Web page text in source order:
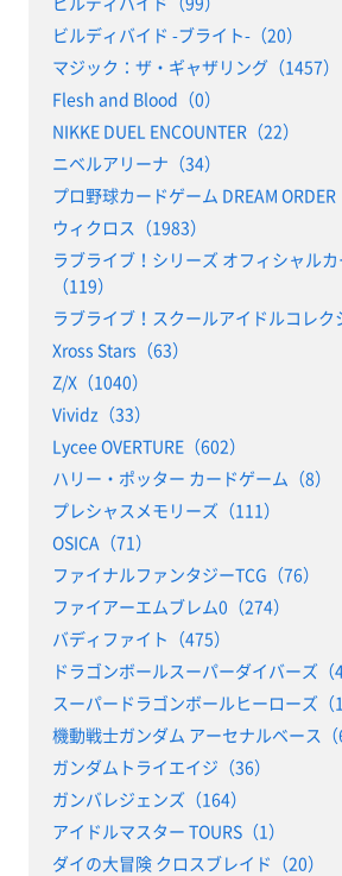
ビルディバイド -ブライト-（20）
マジック：ザ・ギャザリング（1457）
Flesh and Blood（0）
NIKKE DUEL ENCOUNTER（22）
ニベルアリーナ（34）
プロ野球カードゲーム DREAM ORDER
ウィクロス（1983）
ラブライブ！シリーズ オフィシャル
（119）
ラブライブ！スクールアイドルコレク
Xross Stars（63）
Z/X（1040）
Vividz（33）
Lycee OVERTURE（602）
ハリー・ポッター カードゲーム（8）
プレシャスメモリーズ（111）
OSICA（71）
ファイナルファンタジーTCG（76）
ファイアーエムブレム0（274）
バディファイト（475）
ドラゴンボールスーパーダイバーズ（4
スーパードラゴンボールヒーローズ（
機動戦士ガンダム アーセナルベース（
ガンダムトライエイジ（36）
ガンバレジェンズ（164）
アイドルマスター TOURS（1）
ダイの大冒険 クロスブレイド（20）